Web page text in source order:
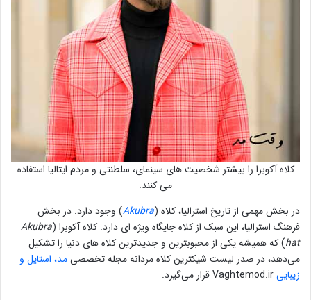
کلاه آکوبرا را بیشتر شخصیت های سینمای، سلطنتی و مردم ایتالیا استفاده
می کنند.
در بخش مهمی‌ از تاریخ استرالیا، کلاه (Akubra) وجود دارد. در بخش
فرهنگ استرالیا، این سبک از کلاه جایگاه ویژه ای دارد. کلاه آکوبرا (Akubra
hat) که همیشه یکی از محبوبترین و جدیدترین کلاه های دنیا را تشکیل
می‌دهد، در صدر لیست شیکترین کلاه مردانه مجله تخصصیمد، استایل و
زیبایی